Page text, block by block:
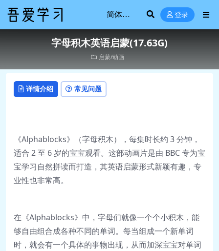
登录
字母积木英语启蒙(17.63G)
启蒙/动画
详情介绍 常见问题
《Alphablocks》（字母积木），每集时长约 3 分钟，
适合 2 至 6 岁的宝宝观看。这部动画片是由 BBC 专为宝
宝学习自然拼读而打造，其英语启蒙形式新颖有趣，专
业性也非常高。
在《Alphablocks》中，字母们就像一个个小积木，能
够自由组合成各种不同的单词。每当组成一个新单词
时，就会有一个具体的事物出现，从而加深宝宝对单词